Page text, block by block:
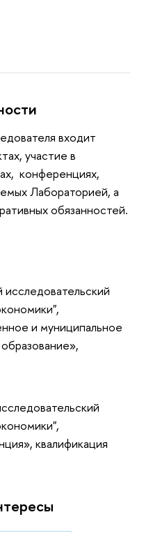
входит
участие в
конференциях,
Лабораторией, а
обязанностей.
и муниципальное
квалификация